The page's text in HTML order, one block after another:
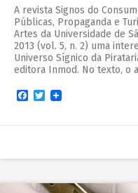
A revista Signos do
Públicas, Propaganda e
Artes da Universidade de
2013 (vol. 5, n. 2) uma
Universo Sígnico da
editora Inmod. No texto, o
Facebook
Twitter